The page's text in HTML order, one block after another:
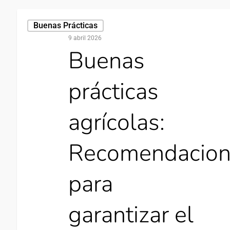
Buenas Prácticas
9 abril 2026
Buenas
prácticas
agrícolas:
para
garantizar el